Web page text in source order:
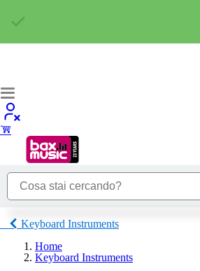
Keyboard Instruments
Home
Keyboard Instruments